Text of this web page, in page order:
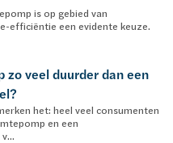
is op gebied van
efficiëntie een evidente keuze.
zo veel duurder dan een
het: heel veel consumenten
en een